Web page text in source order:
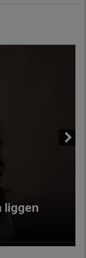
liggen